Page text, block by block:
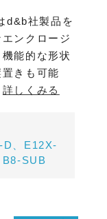
社製品を
ンクロージ
能的な形状
きも可能
詳しくみる
D、E12X-
SUB